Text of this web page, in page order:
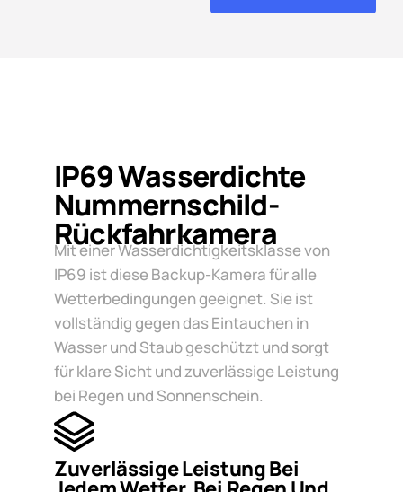
IP69 Wasserdichte
Nummernschild-
Rückfahrkamera
Mit einer Wasserdichtigkeitsklasse von
IP69 ist diese Backup-Kamera für alle
Wetterbedingungen geeignet. Sie ist
vollständig gegen das Eintauchen in
Wasser und Staub geschützt und sorgt
für klare Sicht und zuverlässige Leistung
bei Regen und Sonnenschein.
Zuverlässige Leistung Bei